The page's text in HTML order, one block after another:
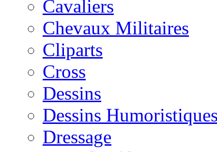
Cavaliers
Chevaux Militaires
Cliparts
Cross
Dessins
Dessins
Dressage